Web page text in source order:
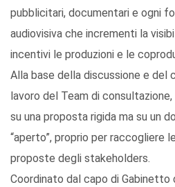
pubblicitari, documentari e ogni
audiovisiva che incrementi la
incentivi le produzioni e le
Alla base della discussione e del
lavoro del Team di
su una proposta rigida ma su un
“aperto”, proprio per raccogliere
proposte degli stakeholders.
Coordinato dal capo di Gabinetto